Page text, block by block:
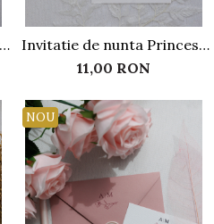
Invitatie de nunta Princess
Diana
11,00 RON
NOU